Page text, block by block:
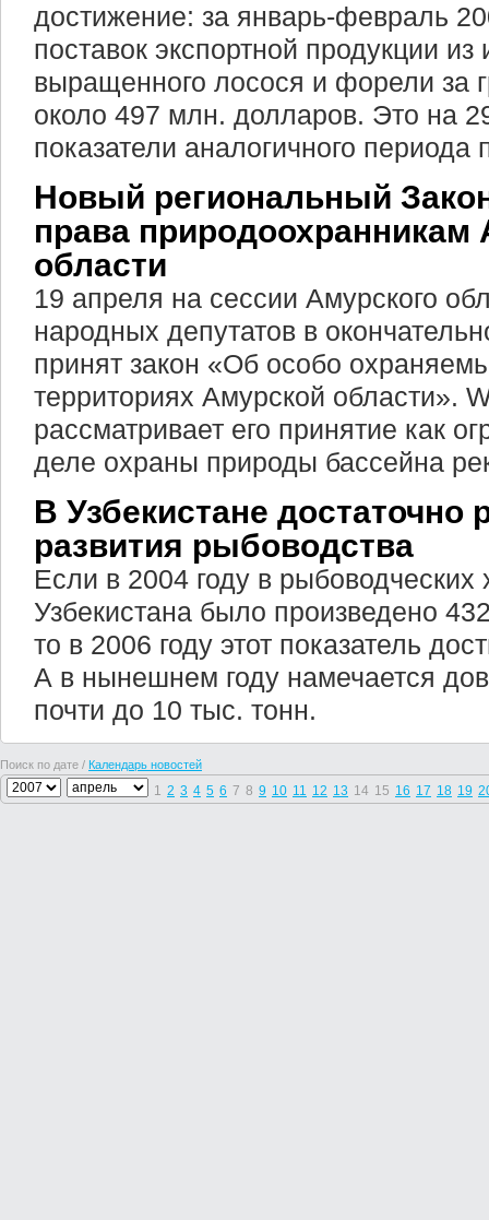
достижение: за январь-февраль
поставок экспортной продукции из
выращенного лосося и форели за
около 497 млн. долларов. Это на
показатели аналогичного периода
Новый региональный
права природоохранникам
области
19 апреля на сессии Амурского
народных депутатов в
принят закон «Об особо
территориях Амурской области».
рассматривает его принятие как
деле охраны природы бассейна
В Узбекистане достаточно
развития рыбоводства
Если в 2004 году в рыбоводческих
Узбекистана было произведено
то в 2006 году этот показатель
А в нынешнем году намечается
почти до 10 тыс. тонн.
Поиск по дате / Календарь новостей
1 2 3 4 5 6 7 8 9 10 11 12 13 14 15 16 17 18 19